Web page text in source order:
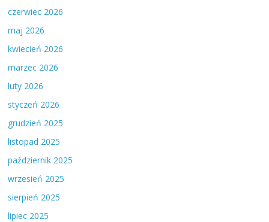
czerwiec 2026
maj 2026
kwiecień 2026
marzec 2026
luty 2026
styczeń 2026
grudzień 2025
listopad 2025
październik 2025
wrzesień 2025
sierpień 2025
lipiec 2025